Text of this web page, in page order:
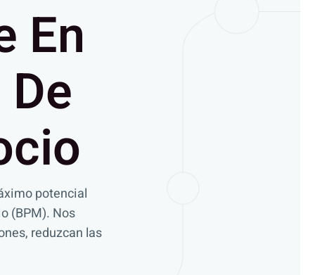
En
potencial
(BPM). Nos
reduzcan las